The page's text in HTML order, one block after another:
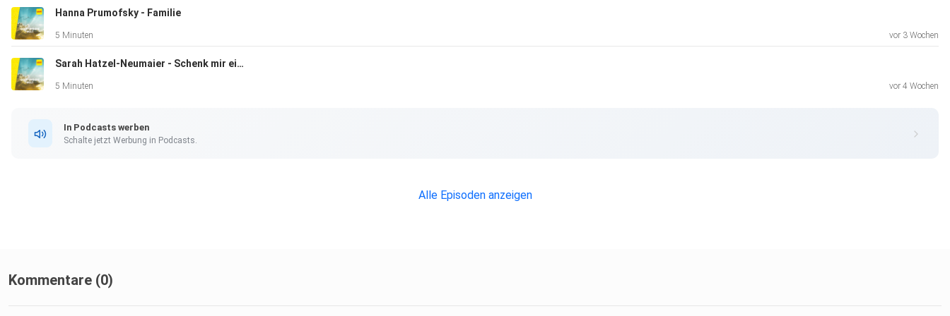
Hanna Prumofsky - Familie
5 Minuten vor 3 Wochen
Sarah Hatzel-Neumaier - Schenk mir ein Pünktchen
5 Minuten vor 4 Wochen
In Podcasts werben
Schalte jetzt Werbung in Podcasts.
Alle Episoden anzeigen
Kommentare (0)